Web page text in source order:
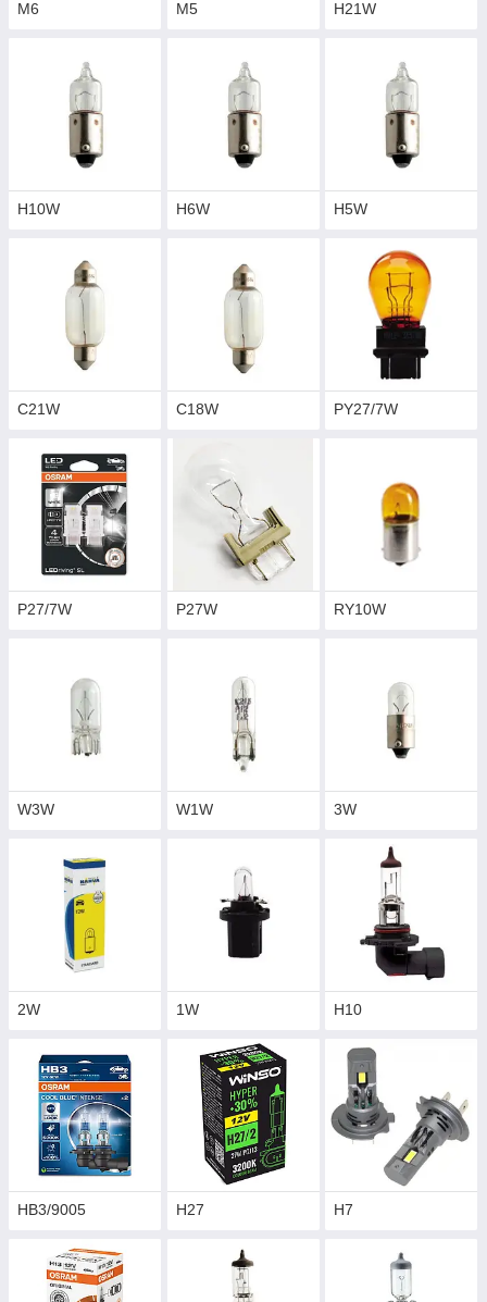
M6 M5 H21W
H10W H6W H5W
C21W C18W PY27/7W
P27/7W P27W RY10W
W3W W1W 3W
2W 1W H10
HB3/9005 H27 H7